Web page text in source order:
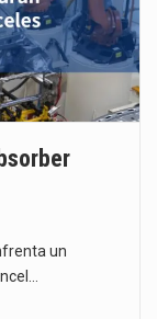
El derecho a la previsibilidad de los horarios de trabajo en turnos rotativos podría ser…
La industria manufacturera de exportación afiliada a Index en Nuevo León ha alcanzado hasta 10%…
un